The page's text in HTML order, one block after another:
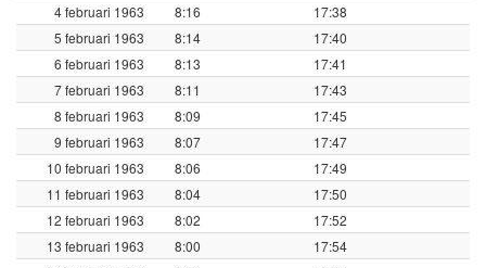
4 februari 1963
8:16
17:38
5 februari 1963
8:14
17:40
6 februari 1963
8:13
17:41
7 februari 1963
8:11
17:43
8 februari 1963
8:09
17:45
9 februari 1963
8:07
17:47
10 februari 1963
8:06
17:49
11 februari 1963
8:04
17:50
12 februari 1963
8:02
17:52
13 februari 1963
8:00
17:54